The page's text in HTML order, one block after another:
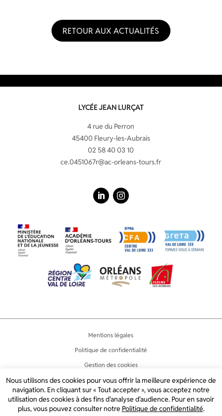
RETOUR AUX ACTUALITÉS
LYCÉE JEAN LURÇAT
4 rue du Perron
45400 Fleury-les-Aubrais
02 58 40 03 10
ce.0451067r@ac-orleans-tours.fr
2024 © LYCÉE JEAN LURÇAT
Mentions légales
Politique de confidentialité
Gestion des cookies
Accessibilité
Plan du site
Nous utilisons des cookies pour vous offrir la meilleure expérience de
navigation. En cliquant sur « Tout accepter », vous acceptez notre
utilisation des cookies à des fins d'analyse d'audience. Pour en savoir
plus, vous pouvez consulter notre Politique de confidentialité.